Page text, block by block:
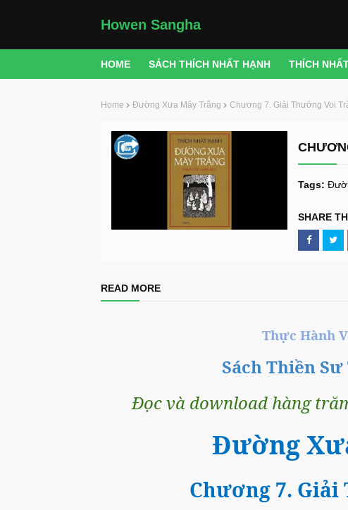
Howen Sangha
HOME SÁCH THÍCH NHẤT HẠNH THÍCH
Home Đường Xưa Mây Trắng Chương 7. Giải Thưởng Voi
Tags:
SHARE
READ MORE
Thực Hành
Sách Thiền
Đọc và download hàng
Đường
Chương 7. Giải